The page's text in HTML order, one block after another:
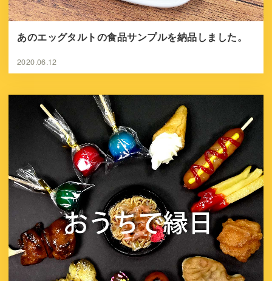
あのエッグタルトの食品サンプルを納品しました。
2020.06.12